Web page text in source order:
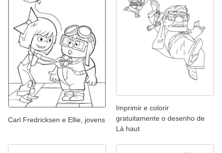
Carl Fredricksen e Ellie, jovens
Imprimir e colorir
gratuitamente o desenho de
Là haut